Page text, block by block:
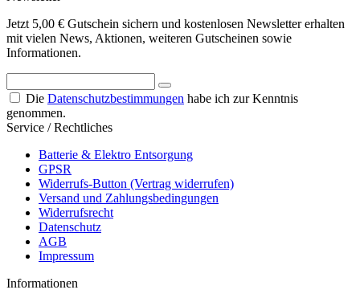
Jetzt 5,00 € Gutschein sichern und kostenlosen Newsletter erhalten
mit vielen News, Aktionen, weiteren Gutscheinen sowie
Informationen.
Die Datenschutzbestimmungen habe ich zur Kenntnis
genommen.
Service / Rechtliches
Batterie & Elektro Entsorgung
GPSR
Widerrufs-Button (Vertrag widerrufen)
Versand und Zahlungsbedingungen
Widerrufsrecht
Datenschutz
AGB
Impressum
Informationen